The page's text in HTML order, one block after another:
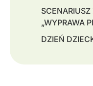
„WYPRAWA
DZIEŃ